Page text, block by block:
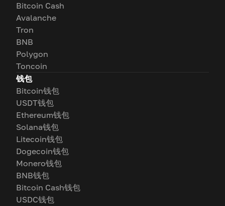
Bitcoin Cash
Avalanche
Tron
BNB
Polygon
Toncoin
钱包
Bitcoin钱包
USDT钱包
Ethereum钱包
Solana钱包
Litecoin钱包
Dogecoin钱包
Monero钱包
BNB钱包
Bitcoin Cash钱包
USDC钱包